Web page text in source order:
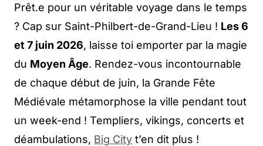
Prêt.e pour un véritable voyage dans le temps
? Cap sur Saint-Philbert-de-Grand-Lieu ! Les 6
et 7 juin 2026, laisse toi emporter par la magie
du Moyen Âge. Rendez-vous incontournable
de chaque début de juin, la Grande Fête
Médiévale métamorphose la ville pendant tout
un week-end ! Templiers, vikings, concerts et
déambulations, Big City t’en dit plus !